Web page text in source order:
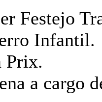
Festejo
Infantil.
Prix.
a cargo